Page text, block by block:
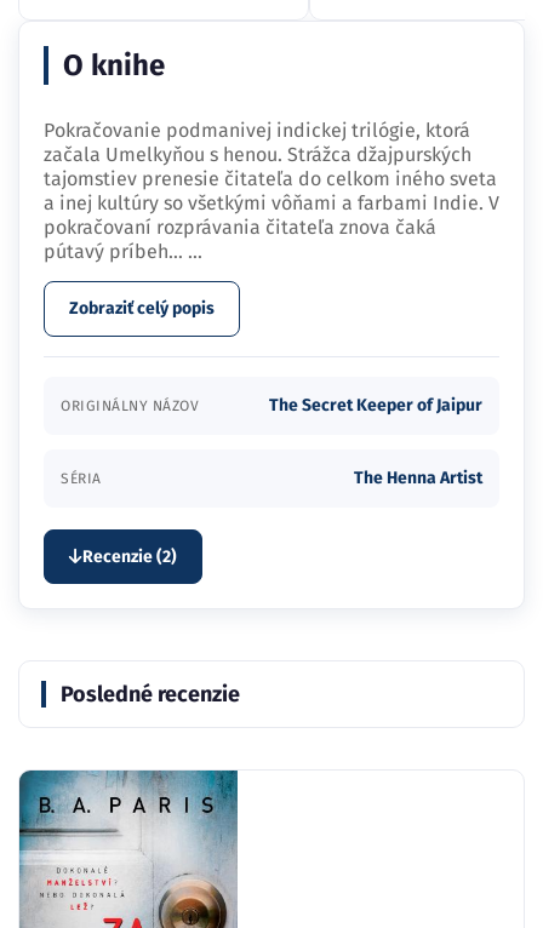
O knihe
Pokračovanie podmanivej indickej trilógie, ktorá
začala Umelkyňou s henou. Strážca džajpurských
tajomstiev prenesie čitateľa do celkom iného sveta
a inej kultúry so všetkými vôňami a farbami Indie. V
pokračovaní rozprávania čitateľa znova čaká
pútavý príbeh… ...
Zobraziť celý popis
ORIGINÁLNY NÁZOV The Secret Keeper of Jaipur
SÉRIA The Henna Artist
Recenzie (2)
Posledné recenzie